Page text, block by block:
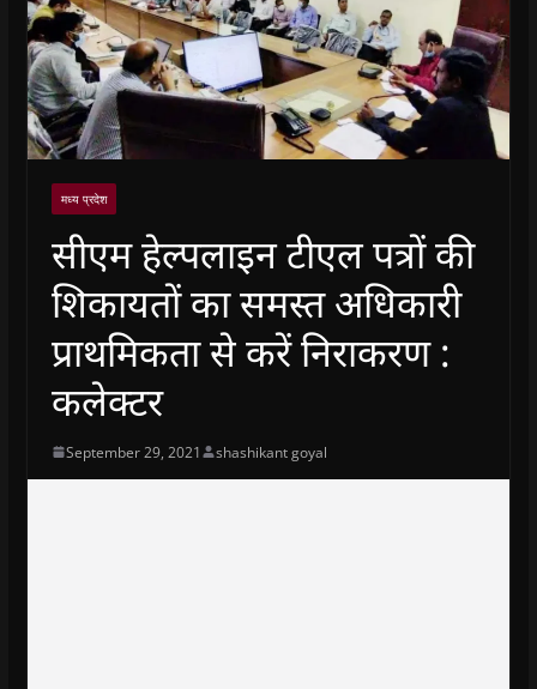
मध्य प्रदेश
सीएम हेल्पलाइन टीएल पत्रों की
शिकायतों का समस्त अधिकारी
प्राथमिकता से करें निराकरण :
कलेक्टर
September 29, 2021 shashikant goyal